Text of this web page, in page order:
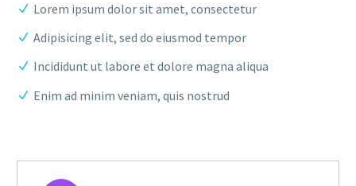
Lorem ipsum dolor sit amet, consectetur
Adipisicing elit, sed do eiusmod tempor
Incididunt ut labore et dolore magna aliqua
Enim ad minim veniam, quis nostrud